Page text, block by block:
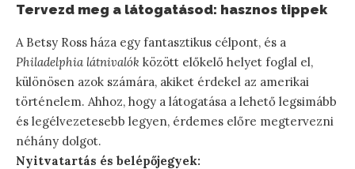
Tervezd meg a látogatásod: hasznos tippek
A Betsy Ross háza egy fantasztikus célpont, és a
Philadelphia látnivalók között előkelő helyet foglal el,
különösen azok számára, akiket érdekel az amerikai
történelem. Ahhoz, hogy a látogatása a lehető legsimább
és legélvezetesebb legyen, érdemes előre megtervezni
néhány dolgot.
Nyitvatartás és belépőjegyek: